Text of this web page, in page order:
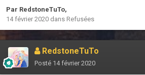
Par RedstoneTuTo,
14 février 2020 dans Refusées
RedstoneTuTo
Posté 14 février 2020